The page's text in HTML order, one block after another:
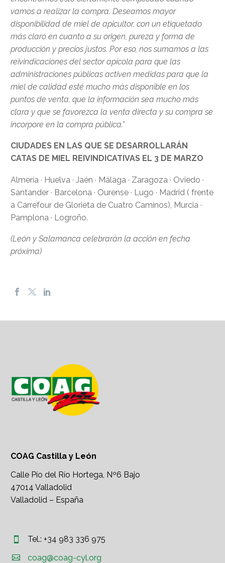
vamos a realizar la compra. Deseamos mayor
disponibilidad de miel de apicultor, con un etiquetado
más claro en cuanto a su origen, pureza y forma de
producción y precios justos. Por eso, nos sumamos a las
reivindicaciones del sector apícola para que las
administraciones públicas activen medidas para que la
miel de calidad esté mucho más disponible en los
puntos de venta, que la información sea mucho más
clara y que se favorezca la venta directa y su compra se
incorpore en la compra pública.”
CIUDADES EN LAS QUE SE DESARROLLARÁN
CATAS DE MIEL REIVINDICATIVAS EL 3 DE MARZO
Almería · Huelva · Jaén · Málaga · Zaragoza · Oviedo ·
Santander · Barcelona · Ourense · Lugo · Madrid ( frente
a Carrefour de Glorieta de Cuatro Caminos), Murcia ·
Pamplona · Logroño.
(León y Salamanca celebrarán la acción en fecha
próxima)
COAG Castilla y León
Calle Pío del Río Hortega, Nº6 Bajo
47014 Valladolid
Valladolid – España

 Tel.: +34 983 336 975

 coag@coag-cyl.org